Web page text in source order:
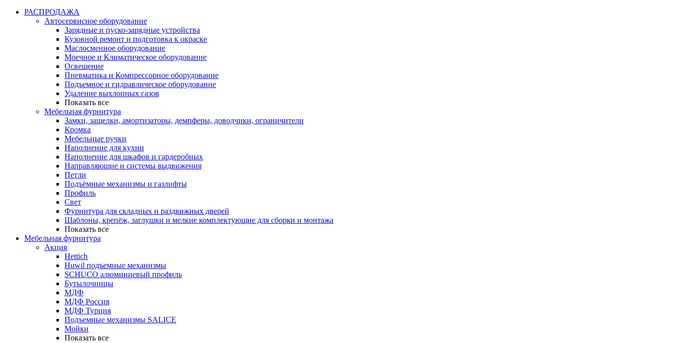
РАСПРОДАЖА
Автосервисное оборудование
Зарядные и пуско-зарядные устройства
Кузовной ремонт и подготовка к окраске
Маслосменное оборудование
Моечное и Климатическое оборудование
Освещение
Пневматика и Компрессорное оборудование
Подъемное и гидравлическое оборудование
Удаление выхлопных газов
Показать все
Мебельная фурнитура
Замки, защелки, амортизаторы, демпферы, доводчики, ограничители
Кромка
Мебельные ручки
Наполнение для кухни
Наполнение для шкафов и гардеробных
Направляющие и системы выдвижения
Петли
Подъёмные механизмы и газлифты
Профиль
Свет
Фурнитура для складных и раздвижных дверей
Шаблоны, крепёж, заглушки и мелкие комплектующие для сборки и монтажа
Показать все
Мебельная фурнитура
Акция
Hettich
Huwil подъемные механизмы
SCHUCO алюминиевый профиль
Бутылочницы
МДФ
МДФ Россия
МДФ Турция
Подъемные механизмы SALICE
Мойки
Показать все